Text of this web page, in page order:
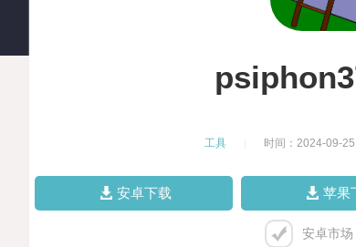
工具 时间：2024-09-25
安卓下载 苹果
安卓市场